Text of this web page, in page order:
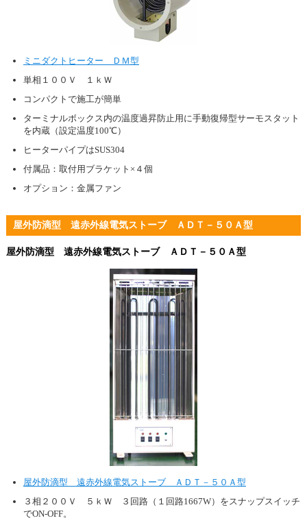
ミニダクトヒーター ＤＭ型
単相１００Ｖ １ｋＷ
コンパクトで施工が簡単
ターミナルボックス内の温度過昇防止用に手動復帰型サーモスタット
を内蔵（設定温度100℃）
ヒーターパイプはSUS304
付属品：取付用ブラケット×４個
オプション：金属ファン
屋外防滴型 遠赤外線電気ストーブ ＡＤＴ－５０Ａ型
屋外防滴型 遠赤外線電気ストーブ ＡＤＴ－５０Ａ型
屋外防滴型 遠赤外線電気ストーブ ＡＤＴ－５０Ａ型
３相２００Ｖ ５ｋＷ ３回路（１回路1667W）をスナップスイッチ
でON-OFF。